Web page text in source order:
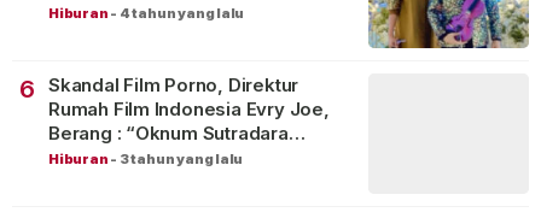
Hiburan - 4 tahun yang lalu
6
Skandal Film Porno, Direktur
Rumah Film Indonesia Evry Joe,
Berang : “Oknum Sutradara
Merusak Perfilman Indonesia”!
Hiburan - 3 tahun yang lalu